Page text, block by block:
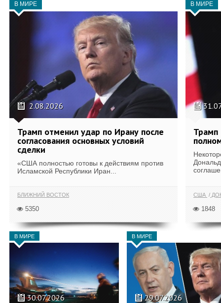
В МИРЕ
2.08.2026
Трамп отменил удар по Ирану после
согласования основных условий
сделки
«США полностью готовы к действиям против
Исламской Республики Иран...
БЛИЖНИЙ ВОСТОК
5350
В МИРЕ
Трамп
США
1848
В МИРЕ
30.07.2026
В МИРЕ
29.07.2026